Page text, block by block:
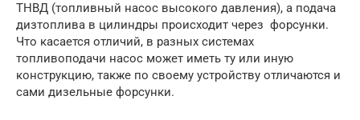
ТНВД (топливный насос высокого давления), а подача
дизтоплива в цилиндры происходит через форсунки.
Что касается отличий, в разных системах
топливоподачи насос может иметь ту или иную
конструкцию, также по своему устройству отличаются и
сами дизельные форсунки.